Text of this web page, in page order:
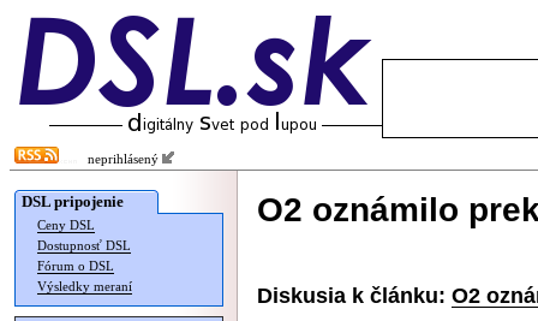
neprihlásený
DSL pripojenie
Ceny DSL
Dostupnosť DSL
Fórum o DSL
Výsledky meraní
O2 oznámilo
Diskusia k článku: O2